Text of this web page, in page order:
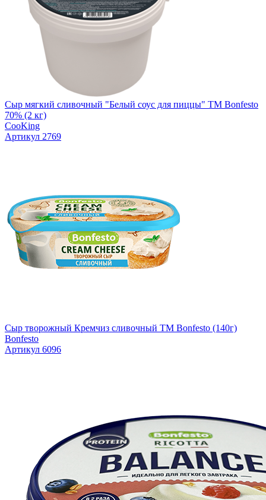
Сыр мягкий сливочный "Белый соус для пиццы" ТМ Bonfesto
70% (2 кг)
CooKing
Артикул 2769
Сыр творожный Кремчиз сливочный ТМ Bonfesto (140г)
Bonfesto
Артикул 6096